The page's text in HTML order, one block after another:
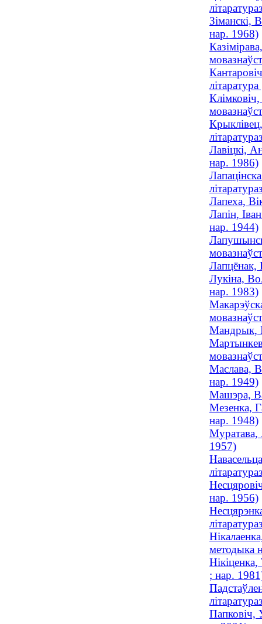
Зіманскі,
нар. 1968)
Лавіцкі,
нар. 1986)
Лапеха,
Лапін,
нар. 1944)
Лапцёнак,
Лукіна,
нар. 1983)
Мандрык,
Маслава,
нар. 1949)
Машэра,
Мезенка,
нар. 1948)
Муратава,
1957)
нар. 1956)
методыка
; нар.
Папковіч,